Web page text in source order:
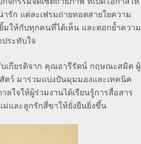
ก แต่ละเฟรมถ่ายทอดสายใยความ
มให้กับทุกคนที่ได้เห็น และตอกย้ำความ
ระทับใจ
เกียรติจาก คุณอารีรัตน์ กฤษณะสมิต ผู้
ตว์ มาร่วมแบ่งปันมุมมองและเทคนิค
ลใจให้ผู้ร่วมงานได้เรียนรู้การสื่อสาร
และลูกรักสี่ขาให้ยั่งยืนยิ่งขึ้น